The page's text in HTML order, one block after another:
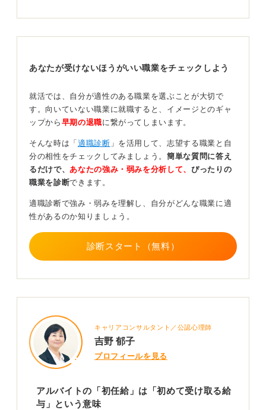
社会保険は通常非加入、ただし源泉所得税が天引きされ
扶養と源泉所得税を早めに確認しよう！
住民税は前年所得に課税されるため、今年バイトを始め
た学生には基本的に即時の天引きはありません。
初回の給与明細では、「時給×実労働時間」の支給総額、
を必ず確認しましょう。
を早めに計算しておき、掛け持ちしている場合はおもた
る給与の申告先を一本化して源泉の過不足を避けると安
よっても対応が変わるので、早めに確認しておきましょ
0
あなたが受けないほうがいい職業をチェックしよう
就活では、自分が適性のある職業を選ぶことが大切で
す。向いていない職業に就職すると、イメージとのギャ
ップから 早期の退職に繋がってしまいます。
そんな時は「 適職診断 」を活用して、志望する職業と自
分の相性をチェックしてみましょう。簡単な質問に答え
るだけで、 あなたの強み・弱みを分析して、 ぴったりの
職業を診断できます。
適職診断で強み・弱みを理解し、自分がどんな職業に適
性があるのか知りましょう。
診断スタート（無料）
キャリアコンサルタント／公認心理師
吉野 郁子
プロフィールを見る
アルバイトの「初任給」は「初めて受け取る給
与」という意味